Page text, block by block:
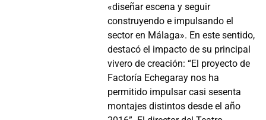
«diseñar escena y seguir
construyendo e impulsando el
sector en Málaga». En este sentido,
destacó el impacto de su principal
vivero de creación: “El proyecto de
Factoría Echegaray nos ha
permitido impulsar casi sesenta
montajes distintos desde el año